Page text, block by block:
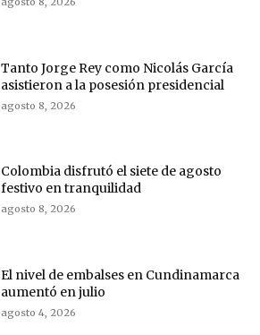
Tanto Jorge Rey como Nicolás García
asistieron a la posesión presidencial
agosto 8, 2026
Colombia disfrutó el siete de agosto
festivo en tranquilidad
agosto 8, 2026
El nivel de embalses en Cundinamarca
aumentó en julio
agosto 4, 2026